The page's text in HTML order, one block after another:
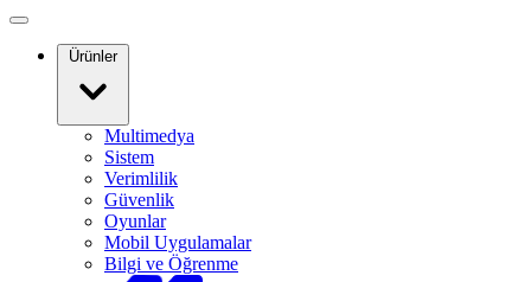
Ürünler
Multimedya
Sistem
Verimlilik
Güvenlik
Oyunlar
Mobil Uygulamalar
Bilgi ve Öğrenme